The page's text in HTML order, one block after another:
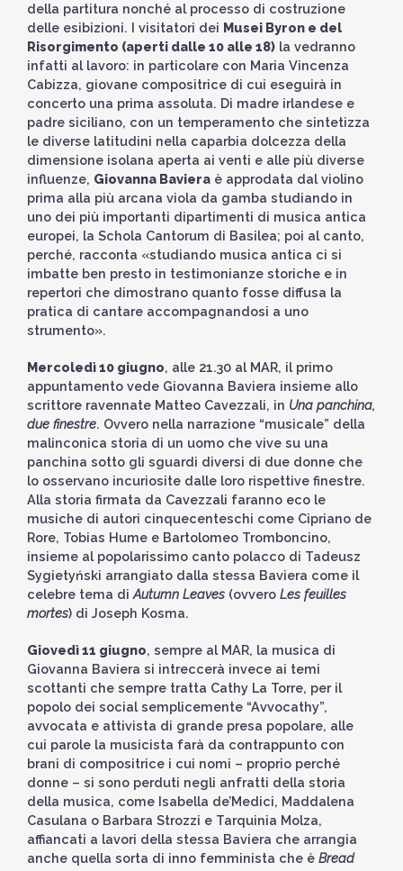
della partitura nonché al processo di costruzione
delle esibizioni. I visitatori dei Musei Byron e del
Risorgimento (aperti dalle 10 alle 18) la vedranno
infatti al lavoro: in particolare con Maria Vincenza
Cabizza, giovane compositrice di cui eseguirà in
concerto una prima assoluta. Di madre irlandese e
padre siciliano, con un temperamento che sintetizza
le diverse latitudini nella caparbia dolcezza della
dimensione isolana aperta ai venti e alle più diverse
influenze, Giovanna Baviera è approdata dal violino
prima alla più arcana viola da gamba studiando in
uno dei più importanti dipartimenti di musica antica
europei, la Schola Cantorum di Basilea; poi al canto,
perché, racconta «studiando musica antica ci si
imbatte ben presto in testimonianze storiche e in
repertori che dimostrano quanto fosse diffusa la
pratica di cantare accompagnandosi a uno
strumento».
Mercoledì 10 giugno, alle 21.30 al MAR, il primo
appuntamento vede Giovanna Baviera insieme allo
scrittore ravennate Matteo Cavezzali, in Una panchina,
due finestre. Ovvero nella narrazione “musicale” della
malinconica storia di un uomo che vive su una
panchina sotto gli sguardi diversi di due donne che
lo osservano incuriosite dalle loro rispettive finestre.
Alla storia firmata da Cavezzali faranno eco le
musiche di autori cinquecenteschi come Cipriano de
Rore, Tobias Hume e Bartolomeo Tromboncino,
insieme al popolarissimo canto polacco di Tadeusz
Sygietyński arrangiato dalla stessa Baviera come il
celebre tema di Autumn Leaves (ovvero Les feuilles
mortes) di Joseph Kosma.
Giovedì 11 giugno, sempre al MAR, la musica di
Giovanna Baviera si intreccerà invece ai temi
scottanti che sempre tratta Cathy La Torre, per il
popolo dei social semplicemente “Avvocathy”,
avvocata e attivista di grande presa popolare, alle
cui parole la musicista farà da contrappunto con
brani di compositrice i cui nomi – proprio perché
donne – si sono perduti negli anfratti della storia
della musica, come Isabella de’Medici, Maddalena
Casulana o Barbara Strozzi e Tarquinia Molza,
affiancati a lavori della stessa Baviera che arrangia
anche quella sorta di inno femminista che è Bread